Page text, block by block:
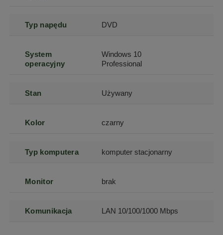
Typ napędu DVD
System
operacyjny
Windows 10
Professional
Stan Używany
Kolor czarny
Typ komputera komputer stacjonarny
Monitor brak
Komunikacja LAN 10/100/1000 Mbps